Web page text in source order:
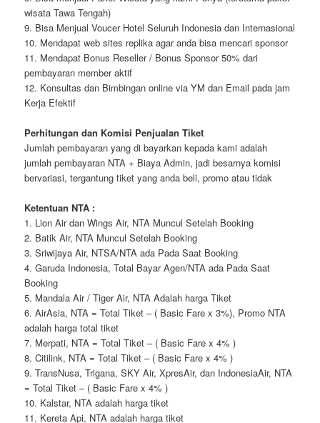
wisata Tawa Tengah)
9. Bisa Menjual Voucer Hotel Seluruh Indonesia dan Internasional
10. Mendapat web sites replika agar anda bisa mencari sponsor
11. Mendapat Bonus Reseller / Bonus Sponsor 50% dari
pembayaran member aktif
12. Konsultas dan Bimbingan online via YM dan Email pada jam
Kerja Efektif
Perhitungan dan Komisi Penjualan Tiket
Jumlah pembayaran yang di bayarkan kepada kami adalah
jumlah pembayaran NTA + Biaya Admin, jadi besarnya komisi
bervariasi, tergantung tiket yang anda beli, promo atau tidak
Ketentuan NTA :
1. Lion Air dan Wings Air, NTA Muncul Setelah Booking
2. Batik Air, NTA Muncul Setelah Booking
3. Sriwijaya Air, NTSA/NTA ada Pada Saat Booking
4. Garuda Indonesia, Total Bayar Agen/NTA ada Pada Saat
Booking
5. Mandala Air / Tiger Air, NTA Adalah harga Tiket
6. AirAsia, NTA = Total Tiket – ( Basic Fare x 3%), Promo NTA
adalah harga total tiket
7. Merpati, NTA = Total Tiket – ( Basic Fare x 4% )
8. Citilink, NTA = Total Tiket – ( Basic Fare x 4% )
9. TransNusa, Trigana, SKY Air, XpresAir, dan IndonesiaAir, NTA
= Total Tiket – ( Basic Fare x 4% )
10. Kalstar, NTA adalah harga tiket
11. Kereta Api, NTA adalah harga tiket